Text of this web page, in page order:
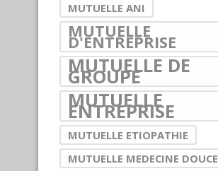
MUTUELLE ANI
MUTUELLE
D'ENTREPRISE
MUTUELLE DE
GROUPE
MUTUELLE
ENTREPRISE
MUTUELLE ETIOPATHIE
MUTUELLE MEDECINE DOUCE